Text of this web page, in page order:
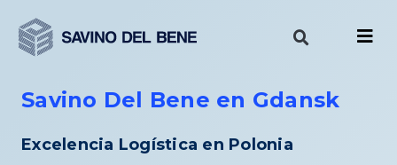
contenido
Savino Del Bene en Gdansk
Excelencia Logística en Polonia